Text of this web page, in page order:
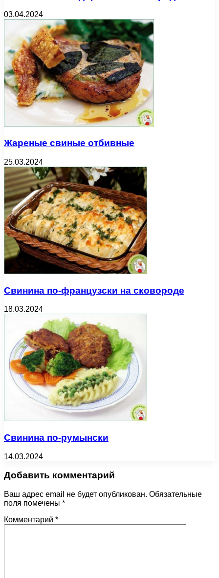
03.04.2024
Жареные свиные отбивные
25.03.2024
Свинина по-французски на сковороде
18.03.2024
Свинина по-румынски
14.03.2024
Добавить комментарий
Ваш адрес email не будет опубликован. Обязательные
поля помечены *
Комментарий *